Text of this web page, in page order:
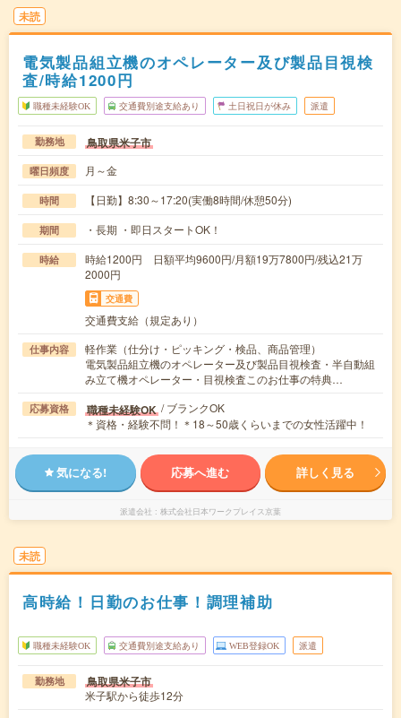
未読
電気製品組立機のオペレーター及び製品目視検
査/時給1200円
職種未経験OK 交通費別途支給あり 土日祝日が休み 派遣
勤務地 鳥取県米子市
曜日頻度 月～金
時間 【日勤】8:30～17:20(実働8時間/休憩50分)
期間 ・長期 ・即日スタートOK！
時給
時給1200円 日額平均9600円/月額19万7800円/残込21万
2000円
交通費
交通費支給（規定あり）
仕事内容
軽作業（仕分け・ピッキング・検品、商品管理）
電気製品組立機のオペレーター及び製品目視検査・半自動組
み立て機オペレーター・目視検査このお仕事の特典…
応募資格 職種未経験OK / ブランクOK
＊資格・経験不問！＊18～50歳くらいまでの女性活躍中！
気になる! 応募へ進む 詳しく見る
派遣会社 株式会社日本ワークプレイス京葉
未読
高時給！日勤のお仕事！調理補助
職種未経験OK 交通費別途支給あり WEB登録OK 派遣
勤務地 鳥取県米子市
米子駅から徒歩12分